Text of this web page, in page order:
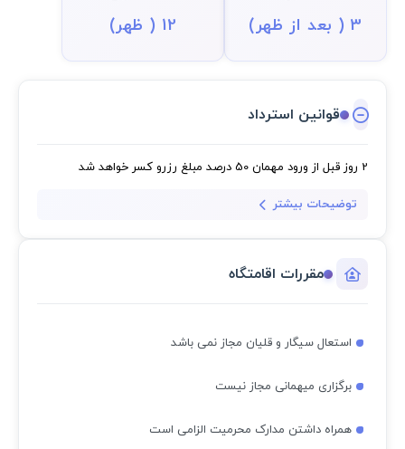
3 ( بعد از ظهر) 12 ( ظهر)
قوانین استرداد
2 روز قبل از ورود مهمان 50 درصد مبلغ رزرو کسر خواهد شد
توضیحات بیشتر
مقررات اقامتگاه
استعال سیگار و قلیان مجاز نمی باشد
برگزاری میهمانی مجاز نیست
همراه داشتن مدارک محرمیت الزامی است